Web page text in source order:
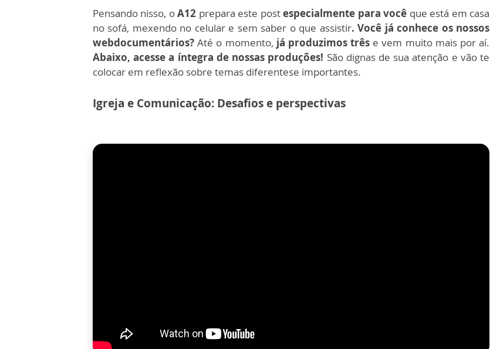
Pensando nisso, oA12 prepara este postespecialmente para você que está em casa
no sofá, mexendo no celular e sem saber o que assistir. Você já conhece os nossos
webdocumentários?Até o momento, já produzimos três e vem muito mais por aí.
Abaixo, acesse a íntegra de nossas produções! São dignas de sua atenção e vão te
colocar em reflexão sobre temas diferentese importantes.
Igreja e Comunicação: Desafios e perspectivas